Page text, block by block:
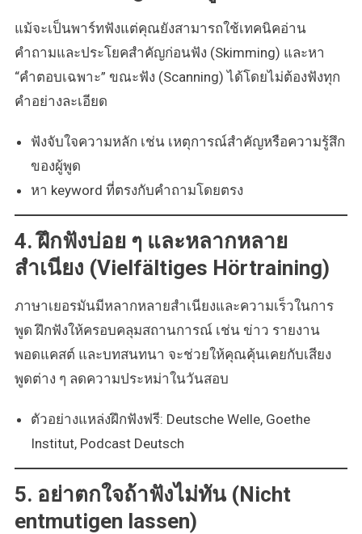
แม้จะเป็นพาร์ทฟังแต่คุณยังสามารถใช้เทคนิคอ่าน
คำถามและประโยคสำคัญก่อนฟัง (Skimming) และหา
“คำตอบเฉพาะ” ขณะฟัง (Scanning) ได้โดยไม่ต้องฟังทุก
คำอย่างละเอียด
ฟังจับใจความหลัก เช่น เหตุการณ์สำคัญหรือความรู้สึก
ของผู้พูด
หา keyword ที่ตรงกับคำถามโดยตรง
4. ฝึกฟังบ่อย ๆ และหลากหลาย
สำเนียง (Vielfältiges Hörtraining)
ภาษาเยอรมันมีหลากหลายสำเนียงและความเร็วในการ
พูด ฝึกฟังให้ครอบคลุมสถานการณ์ เช่น ข่าว รายงาน
พอดแคสต์ และบทสนทนา จะช่วยให้คุณคุ้นเคยกับเสียง
พูดต่าง ๆ ลดความประหม่าในวันสอบ
ตัวอย่างแหล่งฝึกฟังฟรี: Deutsche Welle, Goethe
Institut, Podcast Deutsch
5. อย่าตกใจถ้าฟังไม่ทัน (Nicht
entmutigen lassen)